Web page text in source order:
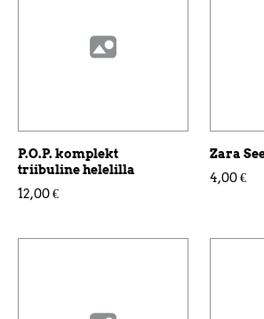
P.O.P. komplekt
triibuline helelilla
12,00 €
Zara
4,00 €